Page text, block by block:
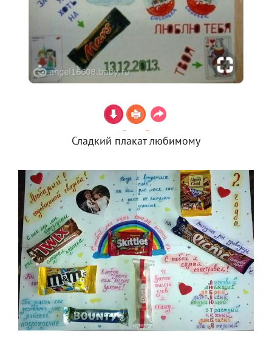
Сладкий плакат любимому